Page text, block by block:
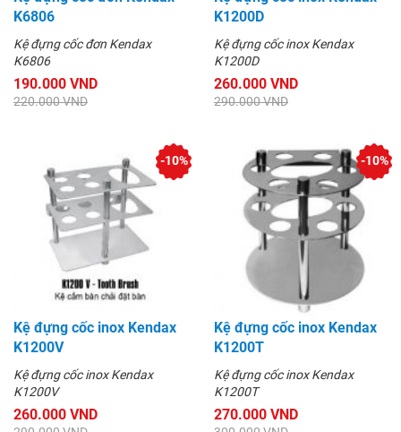
K6806
Kệ đựng cốc đơn Kendax
K6806
190.000 VND
220.000 VND
K1200D
Kệ đựng cốc inox Kendax
K1200D
260.000 VND
290.000 VND
Kệ đựng cốc inox Kendax
K1200V
Kệ đựng cốc inox Kendax
K1200V
260.000 VND
-10%
Kệ đựng cốc inox Kendax
K1200T
Kệ đựng cốc inox Kendax
K1200T
270.000 VND
-10%